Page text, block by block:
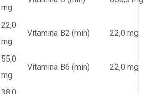
mg
22,0
mg
Vitamina B2 (min) 22,0 mg
55,0
mg
Vitamina B6 (min) 22,0 mg